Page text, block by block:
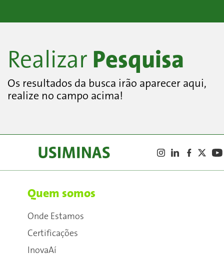
Realizar Pesquisa
Os resultados da busca irão aparecer aqui,
realize no campo acima!
Quem somos
Onde Estamos
Certificações
InovaAí